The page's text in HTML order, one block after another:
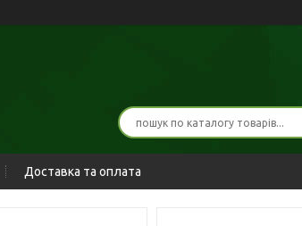
Доставка та оплата